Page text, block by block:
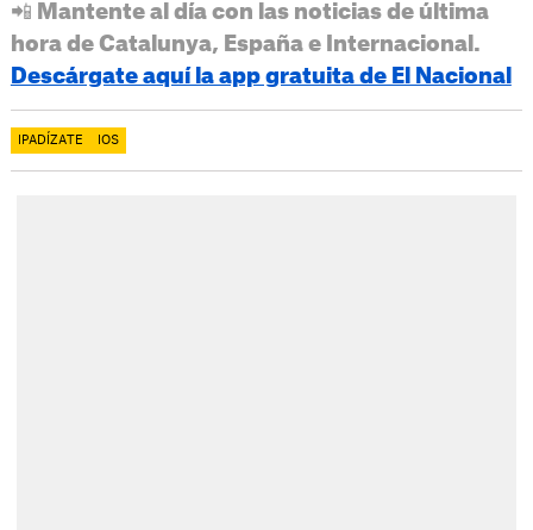
📲 Mantente al día con las noticias de última
hora de Catalunya, España e Internacional.
Descárgate aquí la app gratuita de El Nacional
IPADÍZATE IOS